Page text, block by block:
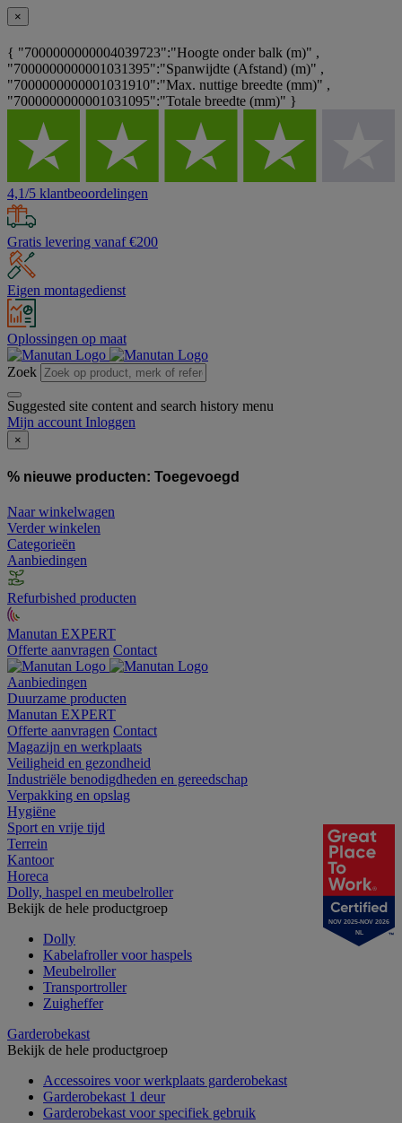
×
{ "7000000000004039723":"Hoogte onder balk (m)" ,
"7000000000001031395":"Spanwijdte (Afstand) (m)" ,
"7000000000001031910":"Max. nuttige breedte (mm)" ,
"7000000000001031095":"Totale breedte (mm)" }
4,1/5 klantbeoordelingen
Gratis levering vanaf €200
Eigen montagedienst
Oplossingen op maat
Zoek
Suggested site content and search history menu
Mijn account Inloggen
×
% nieuwe producten: Toegevoegd
Naar winkelwagen
Verder winkelen
Categorieën
Aanbiedingen
Refurbished producten
Manutan EXPERT
Offerte aanvragen Contact
Aanbiedingen
Duurzame producten
Manutan EXPERT
Offerte aanvragen Contact
Magazijn en werkplaats
Veiligheid en gezondheid
Industriële benodigdheden en gereedschap
Verpakking en opslag
Hygiëne
Sport en vrije tijd
Terrein
Kantoor
Horeca
Dolly, haspel en meubelroller
Bekijk de hele productgroep
Dolly
Kabelafroller voor haspels
Meubelroller
Transportroller
Zuigheffer
Garderobekast
Bekijk de hele productgroep
Accessoires voor werkplaats garderobekast
Garderobekast 1 deur
Garderobekast voor specifiek gebruik
NOV 2025-NOV 2026
NL